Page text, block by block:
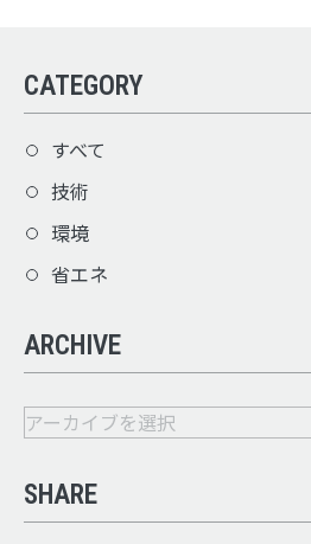
CATEGORY
すべて
技術
環境
省エネ
ARCHIVE
SHARE